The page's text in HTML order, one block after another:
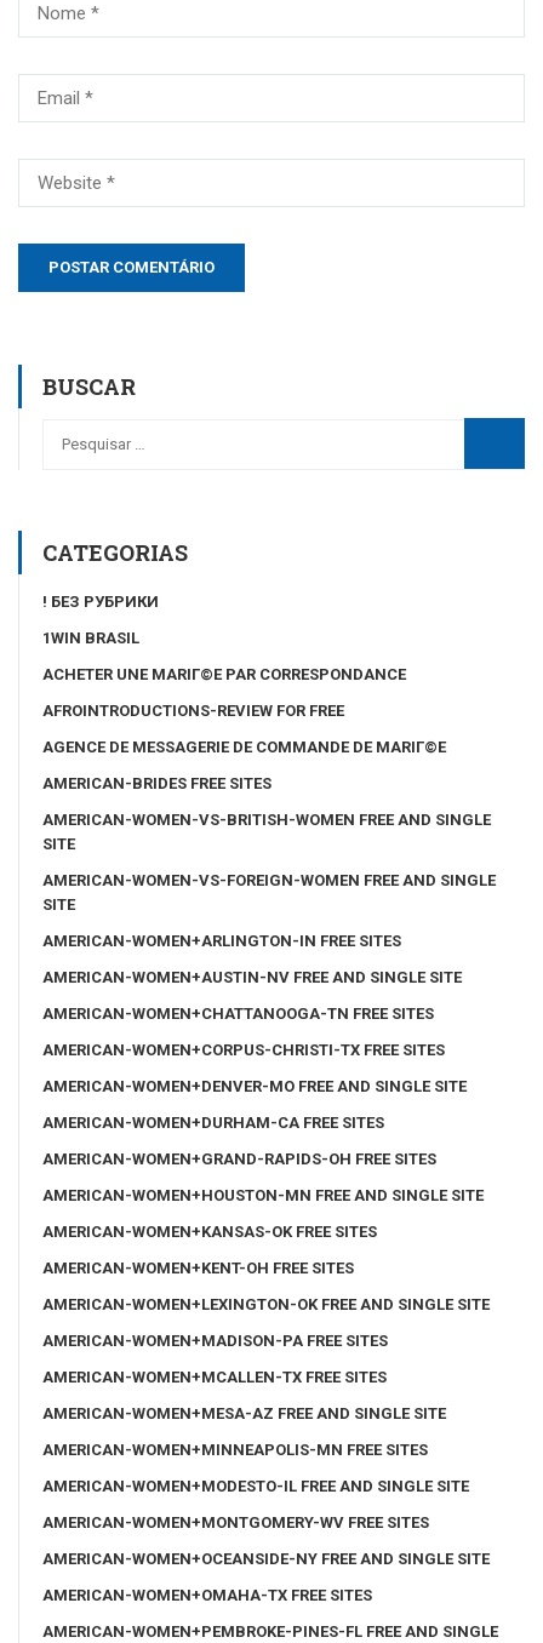
BUSCAR
CATEGORIAS
! БЕЗ РУБРИКИ
1WIN BRASIL
ACHETER UNE MARIГ©E PAR CORRESPONDANCE
AFROINTRODUCTIONS-REVIEW FOR FREE
AGENCE DE MESSAGERIE DE COMMANDE DE MARIГ©E
AMERICAN-BRIDES FREE SITES
AMERICAN-WOMEN-VS-BRITISH-WOMEN FREE AND SINGLE
SITE
AMERICAN-WOMEN-VS-FOREIGN-WOMEN FREE AND SINGLE
SITE
AMERICAN-WOMEN+ARLINGTON-IN FREE SITES
AMERICAN-WOMEN+AUSTIN-NV FREE AND SINGLE SITE
AMERICAN-WOMEN+CHATTANOOGA-TN FREE SITES
AMERICAN-WOMEN+CORPUS-CHRISTI-TX FREE SITES
AMERICAN-WOMEN+DENVER-MO FREE AND SINGLE SITE
AMERICAN-WOMEN+DURHAM-CA FREE SITES
AMERICAN-WOMEN+GRAND-RAPIDS-OH FREE SITES
AMERICAN-WOMEN+HOUSTON-MN FREE AND SINGLE SITE
AMERICAN-WOMEN+KANSAS-OK FREE SITES
AMERICAN-WOMEN+KENT-OH FREE SITES
AMERICAN-WOMEN+LEXINGTON-OK FREE AND SINGLE SITE
AMERICAN-WOMEN+MADISON-PA FREE SITES
AMERICAN-WOMEN+MCALLEN-TX FREE SITES
AMERICAN-WOMEN+MESA-AZ FREE AND SINGLE SITE
AMERICAN-WOMEN+MINNEAPOLIS-MN FREE SITES
AMERICAN-WOMEN+MODESTO-IL FREE AND SINGLE SITE
AMERICAN-WOMEN+MONTGOMERY-WV FREE SITES
AMERICAN-WOMEN+OCEANSIDE-NY FREE AND SINGLE SITE
AMERICAN-WOMEN+OMAHA-TX FREE SITES
AMERICAN-WOMEN+PEMBROKE-PINES-FL FREE AND SINGLE